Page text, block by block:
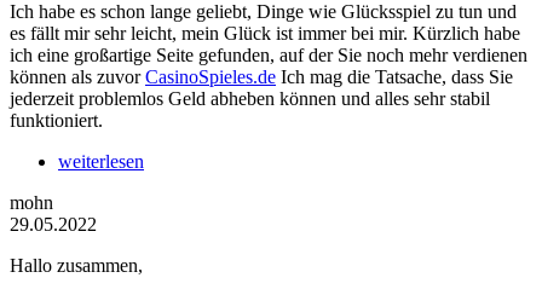
Ich habe es schon lange geliebt, Dinge wie Glücksspiel zu tun und
es fällt mir sehr leicht, mein Glück ist immer bei mir. Kürzlich habe
ich eine großartige Seite gefunden, auf der Sie noch mehr verdienen
können als zuvorCasinoSpieles.de Ich mag die Tatsache, dass Sie
jederzeit problemlos Geld abheben können und alles sehr stabil
funktioniert.
weiterlesen
mohn
29.05.2022
Hallo zusammen,